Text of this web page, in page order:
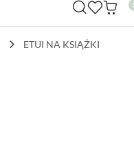
ETUI NA KSIĄŻKI